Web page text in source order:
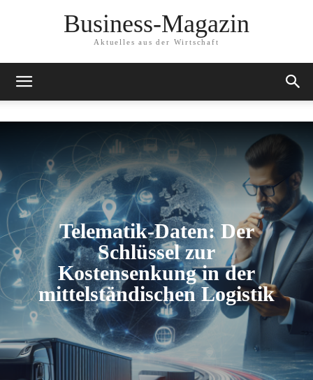
Business-Magazin
Aktuelles aus der Wirtschaft
Telematik-Daten: Der
Schlüssel zur
Kostensenkung in der
mittelständischen Logistik